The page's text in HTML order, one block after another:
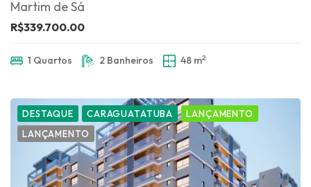
Martim de Sá
R$339.700.00
1 Quartos 2 Banheiros 48 m2
DESTAQUE CARAGUATATUBA
LANÇAMENTO
LANÇAMENTO